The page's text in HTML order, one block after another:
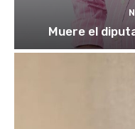
Muere el